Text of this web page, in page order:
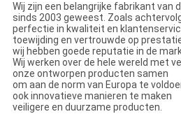
Wij zijn een belangrijke fabrikant van
sinds 2003 geweest. Zoals
perfectie in kwaliteit en
toewijding en vertrouwde op
wij hebben goede reputatie in de
Wij werken over de hele wereld met
onze ontworpen producten samen
om aan de norm van Europa te
ook innovatieve manieren te maken
veiligere en duurzame producten.